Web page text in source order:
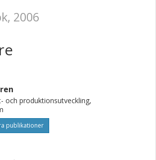
2006
och produktionsutveckling,
publikationer